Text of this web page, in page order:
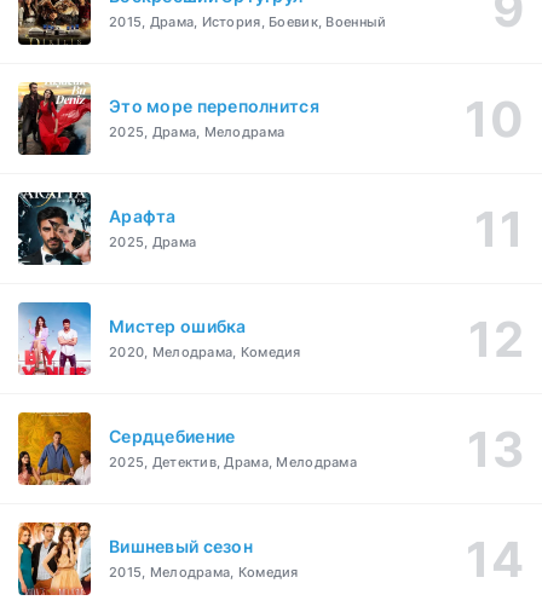
2015, Драма, История, Боевик, Военный
Это море переполнится
2025, Драма, Мелодрама
Арафта
2025, Драма
Мистер ошибка
2020, Мелодрама, Комедия
Сердцебиение
2025, Детектив, Драма, Мелодрама
Вишневый сезон
2015, Мелодрама, Комедия